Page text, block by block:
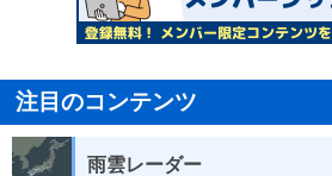
注目のコンテンツ
雨雲レーダー